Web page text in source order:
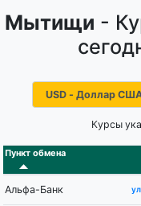
Мытищи -
Курсы
Пункт обмена
Альфа-Банк